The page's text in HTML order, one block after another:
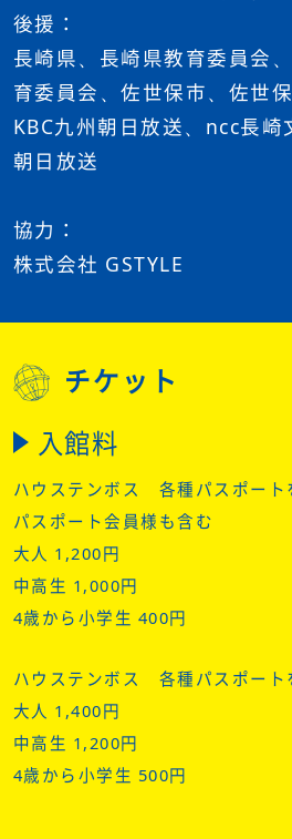
後援：
長崎県、長崎県教育委員会
育委員会、佐世保市、佐世
KBC九州朝日放送、ncc長崎
朝日放送
協力：
株式会社 GSTYLE
チケット
入館料
ハウステンボス 各種パスポー
パスポート会員様も含む
大人 1,200円
中高生 1,000円
4歳から小学生 400円
ハウステンボス 各種パスポート
大人 1,400円
中高生 1,200円
4歳から小学生 500円